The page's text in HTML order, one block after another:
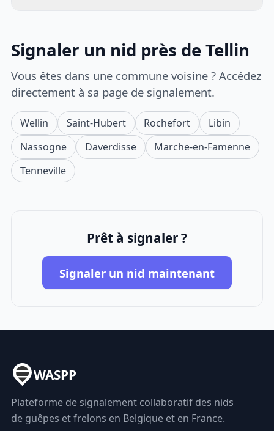
Signaler un nid près de Tellin
Vous êtes dans une commune voisine ? Accédez
directement à sa page de signalement.
Wellin Saint-Hubert Rochefort
Libin
Nassogne
Daverdisse
Marche-en-Famenne
Tenneville
Prêt à signaler ?
Signaler un nid maintenant
WASPP
Plateforme de signalement collaboratif des nids
de guêpes et frelons en Belgique et en France.